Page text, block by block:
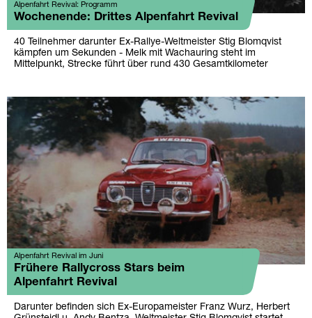
Alpenfahrt Revival: Programm
Wochenende: Drittes Alpenfahrt Revival
40 Teilnehmer darunter Ex-Rallye-Weltmeister Stig Blomqvist
kämpfen um Sekunden - Melk mit Wachauring steht im
Mittelpunkt, Strecke führt über rund 430 Gesamtkilometer
Alpenfahrt Revival im Juni
Frühere Rallycross Stars beim
Alpenfahrt Revival
Darunter befinden sich Ex-Europameister Franz Wurz, Herbert